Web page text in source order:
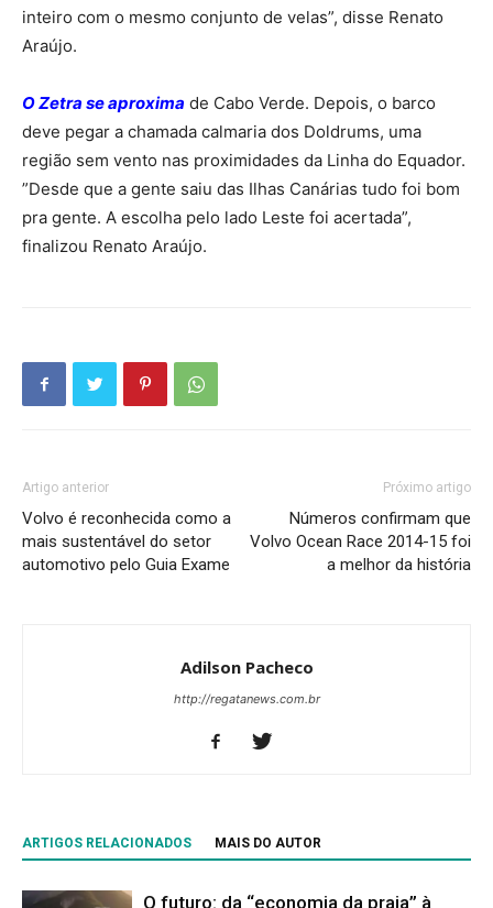
inteiro com o mesmo conjunto de velas”, disse Renato
Araújo.
O Zetra se aproxima de Cabo Verde. Depois, o barco
deve pegar a chamada calmaria dos Doldrums, uma
região sem vento nas proximidades da Linha do Equador.
”Desde que a gente saiu das Ilhas Canárias tudo foi bom
pra gente. A escolha pelo lado Leste foi acertada”,
finalizou Renato Araújo.
Artigo anterior
Volvo é reconhecida como a
mais sustentável do setor
automotivo pelo Guia Exame
Próximo artigo
Números confirmam que
Volvo Ocean Race 2014-15 foi
a melhor da história
Adilson Pacheco
http://regatanews.com.br
ARTIGOS RELACIONADOS MAIS DO AUTOR
O futuro: da “economia da praia” à